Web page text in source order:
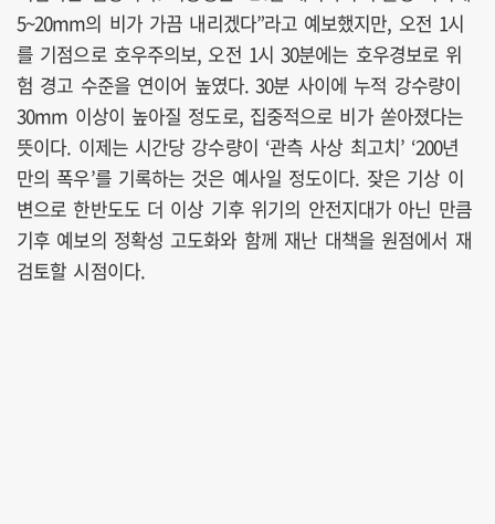
5~20mm의 비가 가끔 내리겠다”라고 예보했지만, 오전 1시
를 기점으로 호우주의보, 오전 1시 30분에는 호우경보로 위
험 경고 수준을 연이어 높였다. 30분 사이에 누적 강수량이
30mm 이상이 높아질 정도로, 집중적으로 비가 쏟아졌다는
뜻이다. 이제는 시간당 강수량이 ‘관측 사상 최고치’ ‘200년
만의 폭우’를 기록하는 것은 예사일 정도이다. 잦은 기상 이
변으로 한반도도 더 이상 기후 위기의 안전지대가 아닌 만큼
기후 예보의 정확성 고도화와 함께 재난 대책을 원점에서 재
검토할 시점이다.